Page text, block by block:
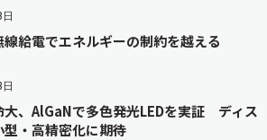
線給電でエネルギーの制約を越える
大、AlGaNで多色発光LEDを実証 ディス
型・高精密化に期待